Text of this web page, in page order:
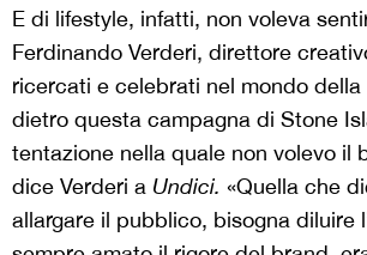
E di lifestyle, infatti, non voleva
Ferdinando Verderi, direttore
ricercati e celebrati nel mondo
dietro questa campagna di Stone
tentazione nella quale non volevo il
dice Verderi a Undici. «Quella che
allargare il pubblico, bisogna diluire